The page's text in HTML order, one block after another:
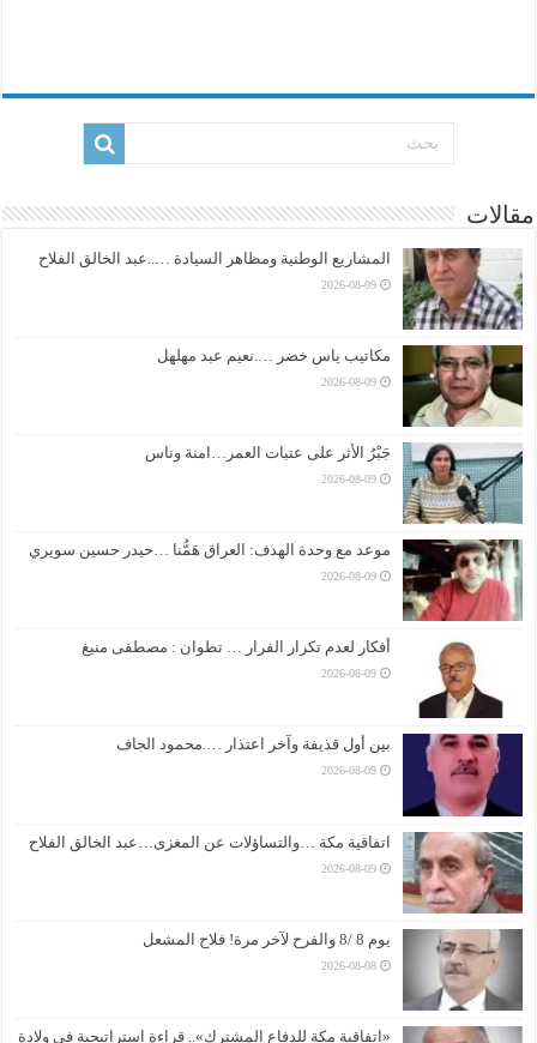
مقالات
المشاريع الوطنية ومظاهر السيادة …..عبد الخالق الفلاح
2026-08-09
مكاتيب ياس خضر ….نعيم عبد مهلهل
2026-08-09
جَبْرُ الأثر على عتبات العمر…امنة وناس
2026-08-09
موعد مع وحدة الهدف: العراق هَمُّنا …حيدر حسين سويري
2026-08-09
أفكار لعدم تكرار الفرار … تطوان : مصطفى منيغ
2026-08-09
بين أول قذيفة وآخر اعتذار ….محمود الجاف
2026-08-09
اتفاقية مكة …والتساؤلات عن المغزى…عبد الخالق الفلاح
2026-08-09
يوم 8 /8 والفرح لآخر مرة! فلاح المشعل
2026-08-08
«اتفاقية مكة للدفاع المشترك».. قراءة استراتيجية في ولادة